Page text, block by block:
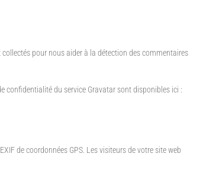
pour nous aider à la détection des commentaires
confidentialité du service Gravatar sont disponibles ici :
de coordonnées GPS. Les visiteurs de votre site web